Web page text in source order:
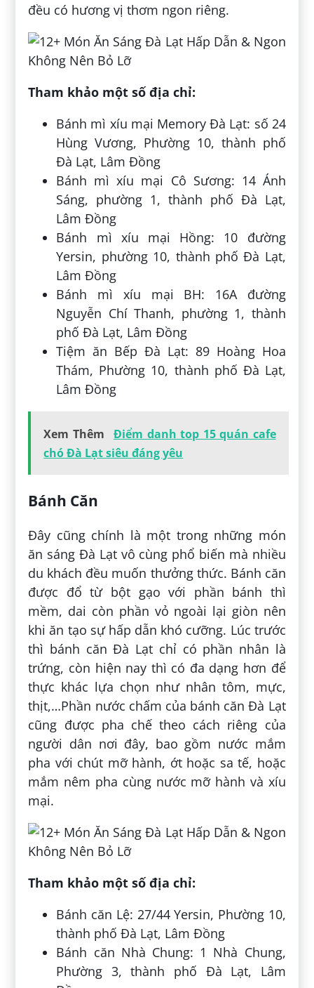
đều có hương vị thơm ngon riêng.
Tham khảo một số địa chỉ:
Bánh mì xíu mại Memory Đà Lạt: số 24
Hùng Vương, Phường 10, thành phố
Đà Lạt, Lâm Đồng
Bánh mì xíu mại Cô Sương: 14 Ánh
Sáng, phường 1, thành phố Đà Lạt,
Lâm Đồng
Bánh mì xíu mại Hồng: 10 đường
Yersin, phường 10, thành phố Đà Lạt,
Lâm Đồng
Bánh mì xíu mại BH: 16A đường
Nguyễn Chí Thanh, phường 1, thành
phố Đà Lạt, Lâm Đồng
Tiệm ăn Bếp Đà Lạt: 89 Hoàng Hoa
Thám, Phường 10, thành phố Đà Lạt,
Lâm Đồng
Xem Thêm
Điểm danh top 15 quán cafe
chó Đà Lạt siêu đáng yêu
Bánh Căn
Đây cũng chính là một trong những món
ăn sáng Đà Lạt vô cùng phổ biến mà nhiều
du khách đều muốn thưởng thức. Bánh căn
được đổ từ bột gạo với phần bánh thì
mềm, dai còn phần vỏ ngoài lại giòn nên
khi ăn tạo sự hấp dẫn khó cưỡng. Lúc trước
thì bánh căn Đà Lạt chỉ có phần nhân là
trứng, còn hiện nay thì có đa dạng hơn để
thực khác lựa chọn như nhân tôm, mực,
thịt,…Phần nước chấm của bánh căn Đà Lạt
cũng được pha chế theo cách riêng của
người dân nơi đây, bao gồm nước mắm
pha với chút mỡ hành, ớt hoặc sa tế, hoặc
mắm nêm pha cùng nước mỡ hành và xíu
mại.
Tham khảo một số địa chỉ:
Bánh căn Lệ: 27/44 Yersin, Phường 10,
thành phố Đà Lạt, Lâm Đồng
Bánh căn Nhà Chung: 1 Nhà Chung,
Phường 3, thành phố Đà Lạt, Lâm